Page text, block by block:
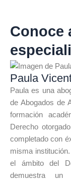
Conoce
Paula
Paula es una
de Abogados de
formación
Derecho
completado con
misma
el ámbito del
demuestra un